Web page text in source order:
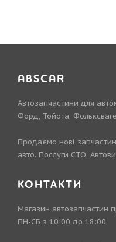
ABSCAR
Автозапчастини для
Форд, Тойота,
Продаємо нові
авто. Послуги СТО.
КОНТАКТИ
Магазин автозапчастин
ПН-СБ з 10:00 до 18:00